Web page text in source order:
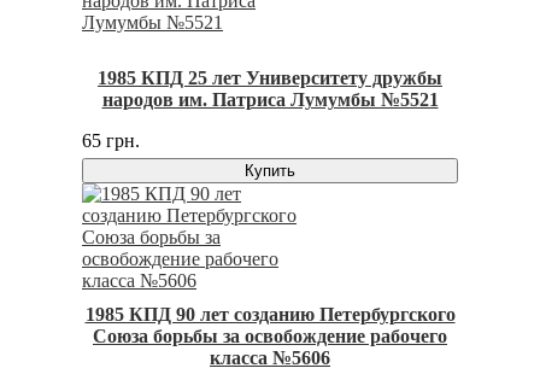
1985 КПД 25 лет Университету дружбы
народов им. Патриса Лумумбы №5521
65 грн.
Купить
1985 КПД 90 лет созданию Петербургского
Союза борьбы за освобождение рабочего
класса №5606